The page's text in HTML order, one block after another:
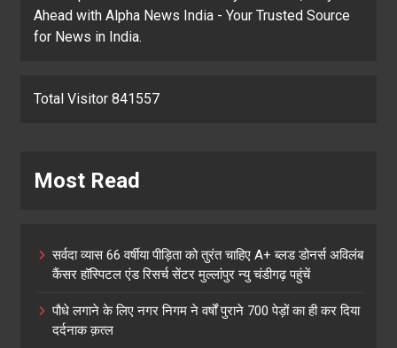
Ahead with Alpha News India - Your Trusted Source
for News in India.
Total Visitor 841557
Most Read
सर्वदा व्यास 66 वर्षीया पीड़िता को तुरंत चाहिए A+ ब्लड डोनर्स अविलंब
कैंसर हॉस्पिटल एंड रिसर्च सेंटर मुल्लांपुर न्यु चंडीगढ़ पहुंचें
पौधे लगाने के लिए नगर निगम ने वर्षों पुराने 700 पेड़ों का ही कर दिया
दर्दनाक क़त्ल